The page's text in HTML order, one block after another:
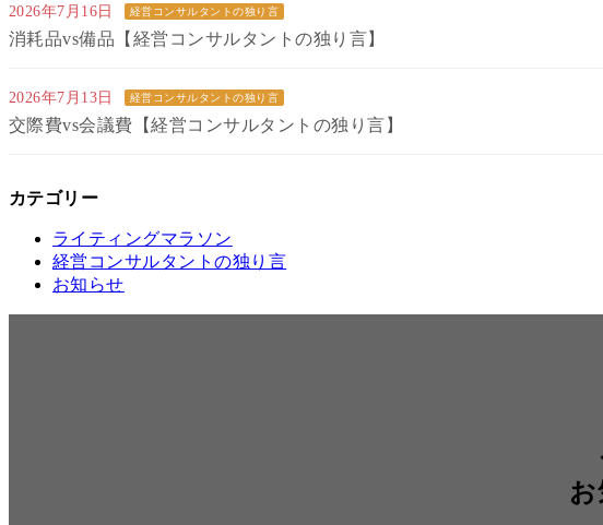
2026年7月16日 経営コンサルタントの独り言
消耗品vs備品【経営コンサルタントの独り言】
2026年7月13日 経営コンサルタントの独り言
交際費vs会議費【経営コンサルタントの独り言】
カテゴリー
ライティングマラソン
経営コンサルタントの独り言
お知らせ